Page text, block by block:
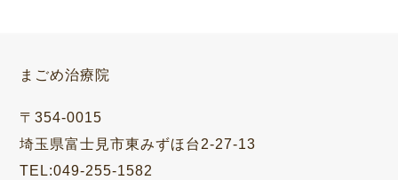
まごめ治療院
〒354-0015
埼玉県富士見市東みずほ台2-27-13
TEL:049-255-1582